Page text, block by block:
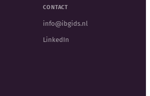
CONTACT
info@ibgids.nl
LinkedIn